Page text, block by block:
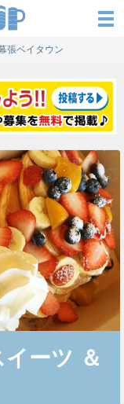
張ベイタウン
ーツ ＆